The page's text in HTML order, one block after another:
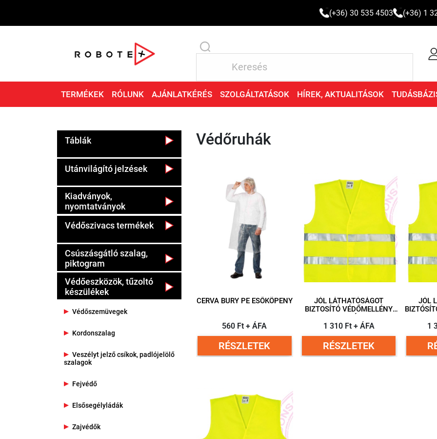
(+36) 30 535 4503 (+36) 1
TERMÉKEK RÓLUNK AJÁNLATKÉRÉS SZOLGÁLTATÁSOK HÍREK, AKTUALITÁSOK
Táblák
Utánvilágító jelzések
Kiadványok,
nyomtatványok
Védőszivacs termékek
Csúszásgátló szalag,
piktogram
Védőeszközök, tűzoltó
készülékek
Védőszemüvegek
Kordonszalag
Veszélyt jelző csíkok, padlójelölő
szalagok
Fejvédő
Elsősegélyládák
Zajvédők
Védőruhák
CERVA BURY PE ESŐKÖPENY
560 Ft + ÁFA
RÉSZLETEK
JÓL LÁTHATÓSÁGOT
BIZTOSÍTÓ VÉDŐMELLÉNY,
1 310 Ft + ÁFA
RÉSZLETEK
JÓL
1